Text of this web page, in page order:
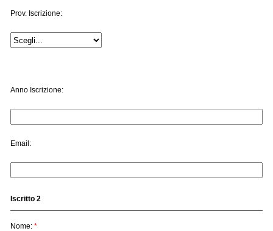
Prov. Iscrizione:
Anno Iscrizione:
Email:
Iscritto 2
Nome:*